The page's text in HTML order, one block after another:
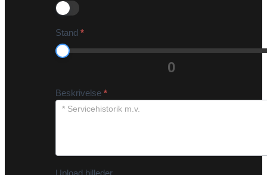
Stand *
0
Beskrivelse *
Upload billeder